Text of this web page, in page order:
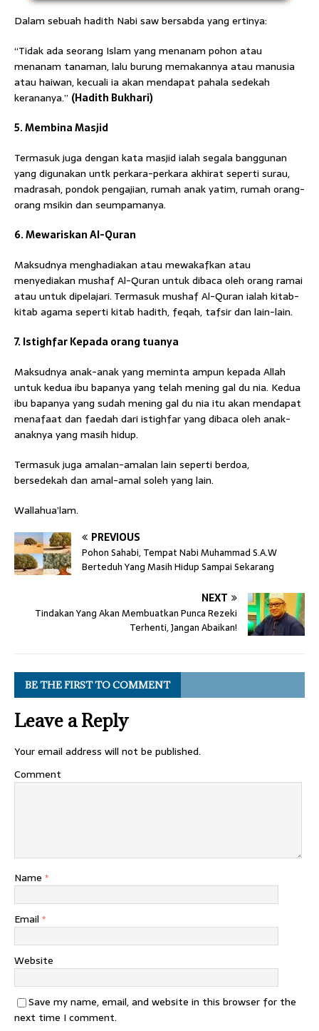
Dalam sebuah hadith Nabi saw bersabda yang ertinya:
“Tidak ada seorang Islam yang menanam pohon atau
menanam tanaman, lalu burung memakannya atau manusia
atau haiwan, kecuali ia akan mendapat pahala sedekah
kerananya.” (Hadith Bukhari)
5. Membina Masjid
Termasuk juga dengan kata masjid ialah segala banggunan
yang digunakan untk perkara-perkara akhirat seperti surau,
madrasah, pondok pengajian, rumah anak yatim, rumah orang-
orang msikin dan seumpamanya.
6. Mewariskan Al-Quran
Maksudnya menghadiakan atau mewakafkan atau
menyediakan mushaf Al-Quran untuk dibaca oleh orang ramai
atau untuk dipelajari. Termasuk mushaf Al-Quran ialah kitab-
kitab agama seperti kitab hadith, feqah, tafsir dan lain-lain.
7. Istighfar Kepada orang tuanya
Maksudnya anak-anak yang meminta ampun kepada Allah
untuk kedua ibu bapanya yang telah mening gal du nia. Kedua
ibu bapanya yang sudah mening gal du nia itu akan mendapat
menafaat dan faedah dari istighfar yang dibaca oleh anak-
anaknya yang masih hidup.
Termasuk juga amalan-amalan lain seperti berdoa,
bersedekah dan amal-amal soleh yang lain.
Wallahua’lam.
PREVIOUS
Pohon Sahabi, Tempat Nabi Muhammad S.A.W
Berteduh Yang Masih Hidup Sampai Sekarang
NEXT
Tindakan Yang Akan Membuatkan Punca Rezeki
Terhenti, Jangan Abaikan!
BE THE FIRST TO COMMENT
Leave a Reply
Your email address will not be published.
Comment
Name *
Email *
Website
Save my name, email, and website in this browser for the
next time I comment.